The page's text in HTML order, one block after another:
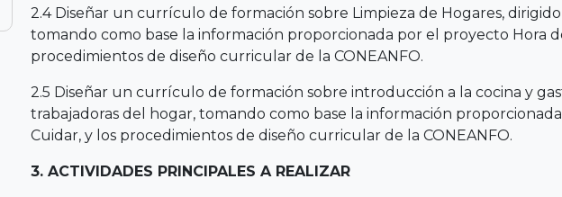
2.4 Diseñar un currículo de formación sobre Limpieza de Hogares,
tomando como base la información proporcionada por el proyecto Hora
procedimientos de diseño curricular de la CONEANFO.
2.5 Diseñar un currículo de formación sobre introducción a la cocina y
trabajadoras del hogar, tomando como base la información
Cuidar, y los procedimientos de diseño curricular de la CONEANFO.
3. ACTIVIDADES PRINCIPALES A REALIZAR